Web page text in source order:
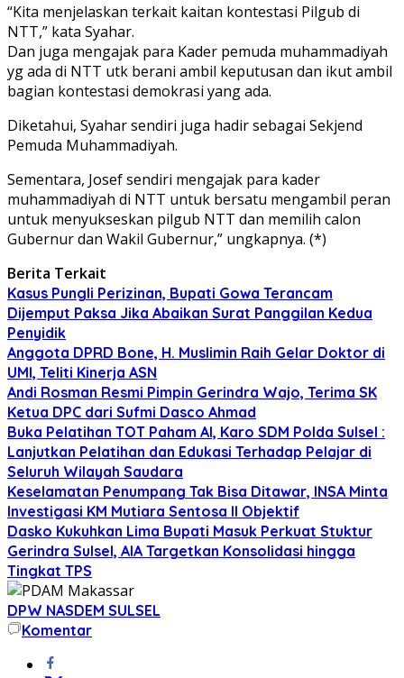
“Kita menjelaskan terkait kaitan kontestasi Pilgub di
NTT,” kata Syahar.
Dan juga mengajak para Kader pemuda muhammadiyah
yg ada di NTT utk berani ambil keputusan dan ikut ambil
bagian kontestasi demokrasi yang ada.
Diketahui, Syahar sendiri juga hadir sebagai Sekjend
Pemuda Muhammadiyah.
Sementara, Josef sendiri mengajak para kader
muhammadiyah di NTT untuk bersatu mengambil peran
untuk menyukseskan pilgub NTT dan memilih calon
Gubernur dan Wakil Gubernur,” ungkapnya. (*)
Berita Terkait
Kasus Pungli Perizinan, Bupati Gowa Terancam
Dijemput Paksa Jika Abaikan Surat Panggilan Kedua
Penyidik
Anggota DPRD Bone, H. Muslimin Raih Gelar Doktor di
UMI, Teliti Kinerja ASN
Andi Rosman Resmi Pimpin Gerindra Wajo, Terima SK
Ketua DPC dari Sufmi Dasco Ahmad
Buka Pelatihan TOT Paham AI, Karo SDM Polda Sulsel :
Lanjutkan Pelatihan dan Edukasi Terhadap Pelajar di
Seluruh Wilayah Saudara
Keselamatan Penumpang Tak Bisa Ditawar, INSA Minta
Investigasi KM Mutiara Sentosa II Objektif
Dasko Kukuhkan Lima Bupati Masuk Perkuat Stuktur
Gerindra Sulsel, AIA Targetkan Konsolidasi hingga
Tingkat TPS
DPW NASDEM SULSEL
Komentar